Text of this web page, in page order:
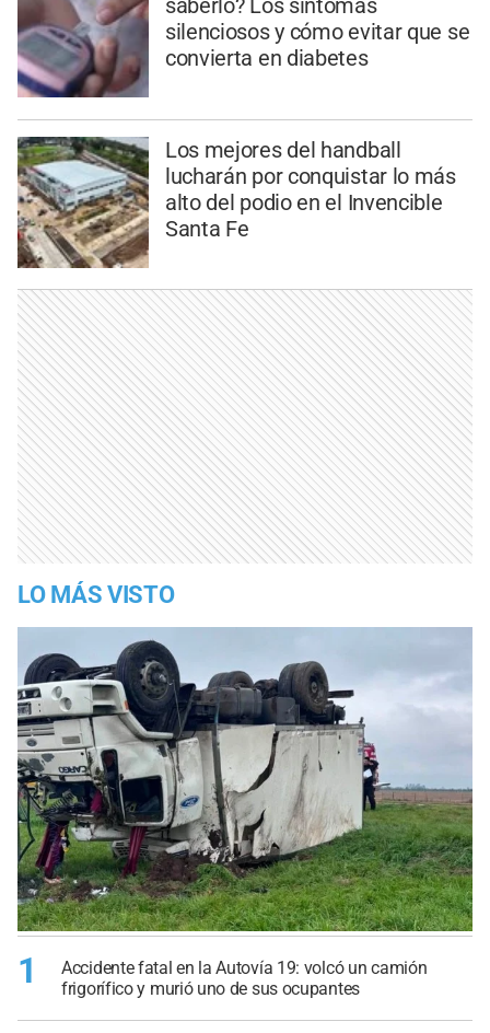
silenciosos y cómo evitar que se
convierta en diabetes
Los mejores del handball
lucharán por conquistar lo más
alto del podio en el Invencible
Santa Fe
LO MÁS VISTO
1
Accidente fatal en la Autovía 19: volcó un camión
frigorífico y murió uno de sus ocupantes